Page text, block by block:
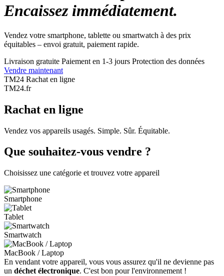
Encaissez immédiatement.
Vendez votre smartphone, tablette ou smartwatch à des prix
équitables – envoi gratuit, paiement rapide.
Livraison gratuite Paiement en 1-3 jours Protection des données
Vendre maintenant
TM24 Rachat en ligne
TM24.fr
Rachat en ligne
Vendez vos appareils usagés. Simple. Sûr. Équitable.
Que souhaitez-vous vendre ?
Choisissez une catégorie et trouvez votre appareil
Smartphone
Tablet
Smartwatch
MacBook / Laptop
En vendant votre appareil, vous vous assurez qu'il ne devienne pas
un déchet électronique. C'est bon pour l'environnement !